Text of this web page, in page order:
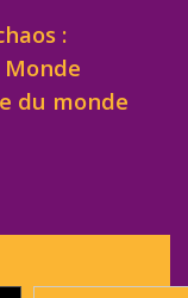
:
du monde